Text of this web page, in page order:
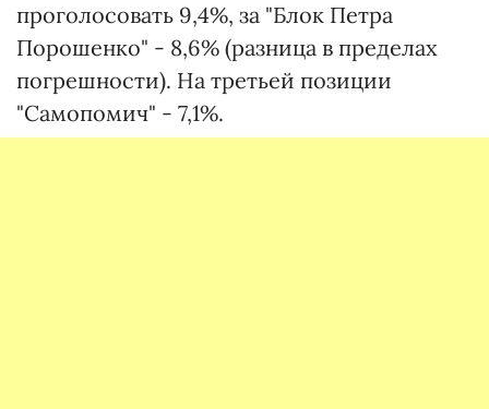
проголосовать 9,4%, за "Блок Петра
Порошенко" - 8,6% (разница в пределах
погрешности). На третьей позиции
"Самопомич" - 7,1%.